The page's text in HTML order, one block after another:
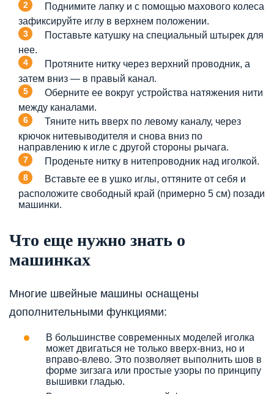
Поднимите лапку и с помощью махового колеса
зафиксируйте иглу в верхнем положении.
Поставьте катушку на специальный штырек для
нее.
Протяните нитку через верхний проводник, а
затем вниз — в правый канал.
Оберните ее вокруг устройства натяжения нити
между каналами.
Тяните нить вверх по левому каналу, через
крючок нитевыводителя и снова вниз по
направлению к игле с другой стороны рычага.
Проденьте нитку в нитепроводник над иголкой.
Вставьте ее в ушко иглы, оттяните от себя и
расположите свободный край (примерно 5 см) позади
машинки.
Что еще нужно знать о
машинках
Многие швейные машины оснащены
дополнительными функциями:
В большинстве современных моделей иголка
может двигаться не только вверх-вниз, но и
вправо-влево. Это позволяет выполнить шов в
форме зигзага или простые узоры по принципу
вышивки гладью.